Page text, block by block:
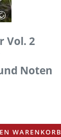
Vol. 2
Noten
WARENKORB